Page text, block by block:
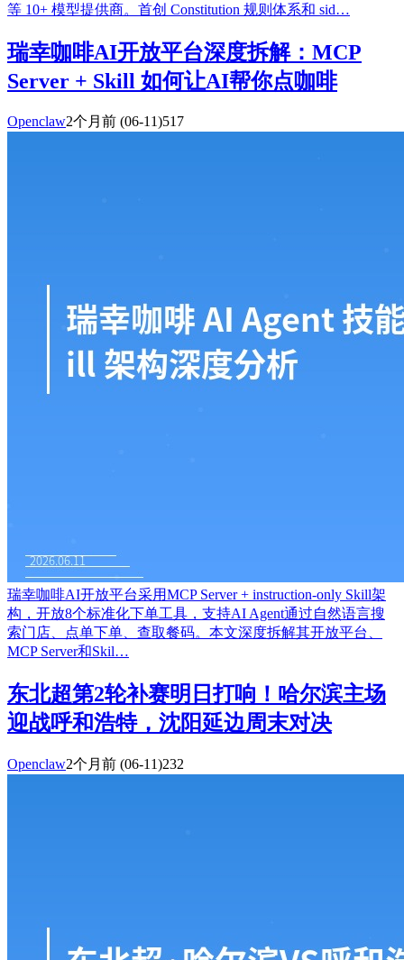
等 10+ 模型提供商。首创 Constitution 规则体系和 sid…
瑞幸咖啡AI开放平台深度拆解：MCP
Server + Skill 如何让AI帮你点咖啡
Openclaw2个月前 (06-11)517
瑞幸咖啡AI开放平台采用MCP Server + instruction-only Skill架
构，开放8个标准化下单工具，支持AI Agent通过自然语言搜
索门店、点单下单、查取餐码。本文深度拆解其开放平台、
MCP Server和Skil…
东北超第2轮补赛明日打响！哈尔滨主场
迎战呼和浩特，沈阳延边周末对决
Openclaw2个月前 (06-11)232